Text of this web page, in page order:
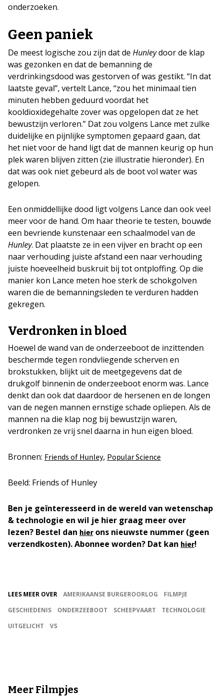
onderzoeken.
Geen paniek
De meest logische zou zijn dat de Hunleydoor de klap
was gezonken en dat de bemanning de
verdrinkingsdood was gestorven of was gestikt. “In dat
laatste geval”, vertelt Lance, “zou het minimaal tien
minuten hebben geduurd voordat het
kooldioxidegehalte zover was opgelopen dat ze het
bewustzijn verloren.” Dat zou volgens Lance met zulke
duidelijke en pijnlijke symptomen gepaard gaan, dat
het niet voor de hand ligt dat de mannen keurig op hun
plek waren blijven zitten (zie illustratie hieronder). En
dat was ook niet gebeurd als de boot vol water was
gelopen.
Een onmiddellijke dood ligt volgens Lance dan ook veel
meer voor de hand. Om haar theorie te testen, bouwde
een bevriende kunstenaar een schaalmodel van de
Hunley. Dat plaatste ze in een vijver en bracht op een
naar verhouding juiste afstand een naar verhouding
juiste hoeveelheid buskruit bij tot ontploffing. Op die
manier kon Lance meten hoe sterk de schokgolven
waren die de bemanningsleden te verduren hadden
gekregen.
Verdronken in bloed
Hoewel de wand van de onderzeeboot de inzittenden
beschermde tegen rondvliegende scherven en
brokstukken, blijkt uit de meetgegevens dat de
drukgolf binnenin de onderzeeboot enorm was. Lance
denkt dan ook dat daardoor de hersenen en de longen
van de negen mannen ernstige schade opliepen. Als de
mannen na die klap nog bij bewustzijn waren,
verdronken ze vrij snel daarna in hun eigen bloed.
Bronnen: Friends of Hunley, Popular Science
Beeld: Friends of Hunley
Ben je geïnteresseerd in de wereld van wetenschap
& technologie en wil je hier graag meer over
lezen? Bestel dan hierons nieuwste nummer (geen
verzendkosten). Abonnee worden? Dat kan hier!
LEES MEER OVER AMERIKAANSE BURGEROORLOG
FILMPJE
GESCHIEDENIS
ONDERZEEBOOT SCHEEPVAART
TECHNOLOGIE
UITGELICHT
VS
Meer Filmpjes